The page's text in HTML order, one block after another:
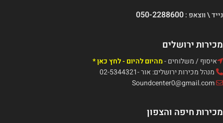
נייד \ ווצאפ :050-2288600
מכירות ירושלים
איסוף / משלוחים -מהיום להיום - לחץ כאן *
מנהל מכירות ירושלים: אור -02-5344321
מכירות חיפה והצפון